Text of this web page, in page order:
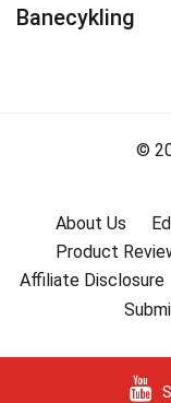
Banecykling
©
About Us
Product
Affiliate Disclosure